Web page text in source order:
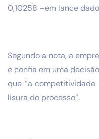
0,10258 –em lance
Segundo a nota, a
e confia em uma
que “a
lisura do processo”.